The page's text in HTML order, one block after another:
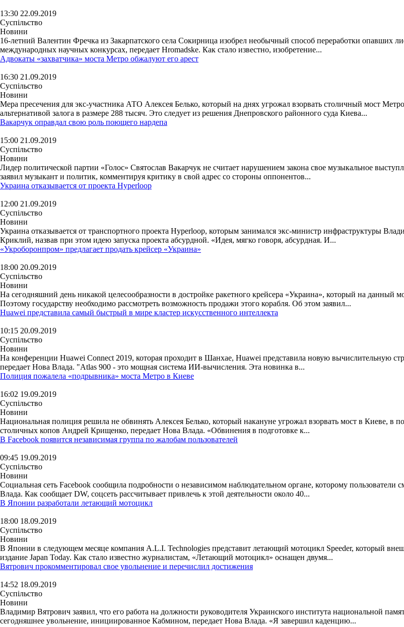
13:30 22.09.2019
Суспільство
Новини
16-летний Валентин Фречка из Закарпатского села Сокирница изобрел необычный способ переработки опавших
международных научных конкурсах, передает Hromadske. Как стало известно, изобретение...
Адвокаты «захватчика» моста Метро обжалуют его арест
16:30 21.09.2019
Суспільство
Новини
Мера пресечения для экс-участника АТО Алексея Белько, который на днях угрожал взорвать столичный мост
альтернативой залога в размере 288 тысяч. Это следует из решения Днепровского районного суда Киева...
Вакарчук оправдал свою роль поющего нардепа
15:00 21.09.2019
Суспільство
Новини
Лидер политической партии «Голос» Святослав Вакарчук не считает нарушением закона свое музыкальное
заявил музыкант и политик, комментируя критику в свой адрес со стороны оппонентов...
Украина отказывается от проекта Hyperloop
12:00 21.09.2019
Суспільство
Новини
Украина отказывается от транспортного проекта Hyperloop, которым занимался экс-министр инфраструктуры
Криклий, назвав при этом идею запуска проекта абсурдной. «Идея, мягко говоря, абсурдная. И...
«Укроборонпром» предлагает продать крейсер «Украина»
18:00 20.09.2019
Суспільство
Новини
На сегодняшний день никакой целесообразности в достройке ракетного крейсера «Украина», который на данный
Поэтому государству необходимо рассмотреть возможность продажи этого корабля. Об этом заявил...
Huawei представила самый быстрый в мире кластер искусственного интеллекта
10:15 20.09.2019
Суспільство
Новини
На конференции Huawei Connect 2019, которая проходит в Шанхае, Huawei представила новую вычислительную
передает Нова Влада. "Atlas 900 - это мощная система ИИ-вычисления. Эта новинка в...
Полиция пожалела «подрывника» моста Метро в Киеве
16:02 19.09.2019
Суспільство
Новини
Национальная полиция решила не обвинять Алексея Белько, который накануне угрожал взорвать мост в Киеве, в
столичных копов Андрей Крищенко, передает Нова Влада. «Обвинения в подготовке к...
В Facebook появится независимая группа по жалобам пользователей
09:45 19.09.2019
Суспільство
Новини
Социальная сеть Facebook сообщила подробности о независимом наблюдательном органе, которому пользователи
Влада. Как сообщает DW, соцсеть рассчитывает привлечь к этой деятельности около 40...
В Японии разработали летающий мотоцикл
18:00 18.09.2019
Суспільство
Новини
В Японии в следующем месяце компания A.L.I. Technologies представит летающий мотоцикл Speeder, который
издание Japan Today. Как стало известно журналистам, «Летающий мотоцикл» оснащен двумя...
Вятрович прокомментировал свое увольнение и перечислил достижения
14:52 18.09.2019
Суспільство
Новини
Владимир Вятрович заявил, что его работа на должности руководителя Украинского института национальной
сегодняшнее увольнение, инициированное Кабмином, передает Нова Влада. «Я завершил каденцию...